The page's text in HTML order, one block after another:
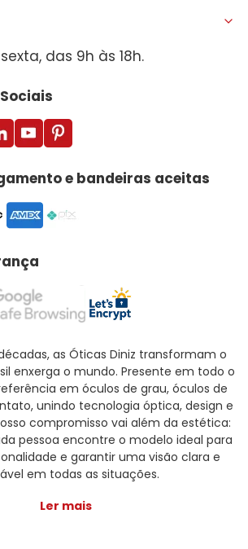
das 9h às 18h.
e bandeiras aceitas
as Óticas Diniz transformam o
enxerga o mundo. Presente em todo o
em óculos de grau, óculos de
unindo tecnologia óptica, design e
compromisso vai além da estética:
pessoa encontre o modelo ideal para
e garantir uma visão clara e
em todas as situações.
Ler mais